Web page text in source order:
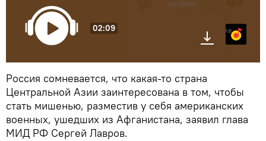
02:09 Яндекс.Музыка
Россия сомневается, что какая-то страна
Центральной Азии заинтересована в том, чтобы
стать мишенью, разместив у себя американских
военных, ушедших из Афганистана, заявил глава
МИД РФ Сергей Лавров.